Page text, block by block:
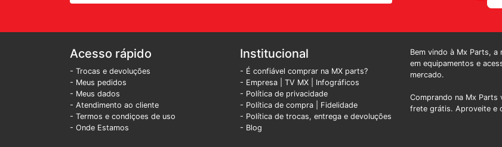
Acesso rápido
- Trocas e devoluções
- Meus pedidos
- Meus dados
- Atendimento ao cliente
- Termos e condiçoes de uso
- Onde Estamos
Institucional
- É confiável comprar na MX parts?
- Empresa
TV MX
Infográficos
- Política de privacidade
- Política de compra | Fidelidade
- Política de trocas, entrega e devoluções
- Blog
Bem vindo à Mx Parts,
em equipamentos e
mercado.
Comprando na Mx Parts
frete grátis. Aproveite e